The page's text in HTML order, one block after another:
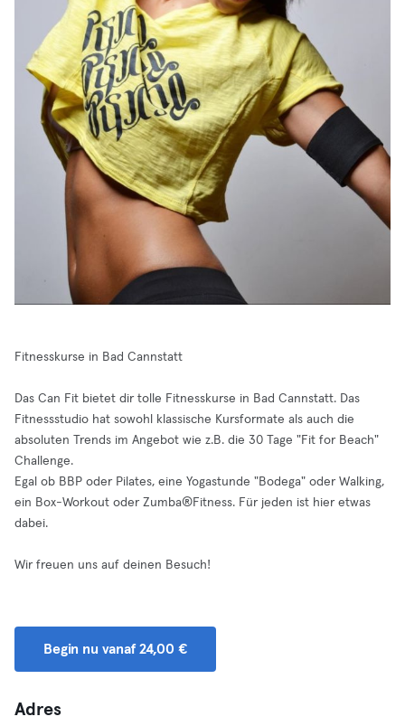
Fitnesskurse in Bad Cannstatt
Das Can Fit bietet dir tolle Fitnesskurse in Bad Cannstatt. Das
Fitnessstudio hat sowohl klassische Kursformate als auch die
absoluten Trends im Angebot wie z.B. die 30 Tage "Fit for Beach"
Challenge.
Egal ob BBP oder Pilates, eine Yogastunde "Bodega" oder Walking,
ein Box-Workout oder Zumba®Fitness. Für jeden ist hier etwas
dabei.​
Wir freuen uns auf deinen Besuch!
Begin nu vanaf 24,00 €
Adres